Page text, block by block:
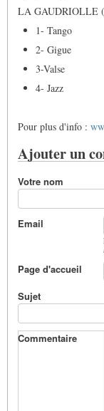
LA GAUDRIOLLE
1- Tango
2- Gigue
3-Valse
4- Jazz
Pour plus d'info :
Ajouter un
Votre nom
Email
Page d'accueil
Sujet
Commentaire